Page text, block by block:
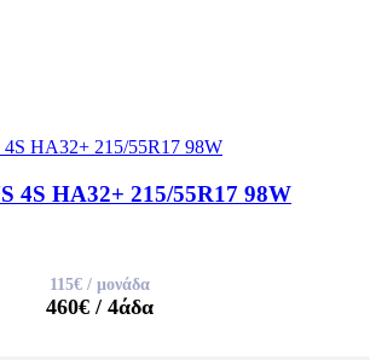
4S HA32+ 215/55R17 98W
115€/ μονάδα
460€/ 4άδα